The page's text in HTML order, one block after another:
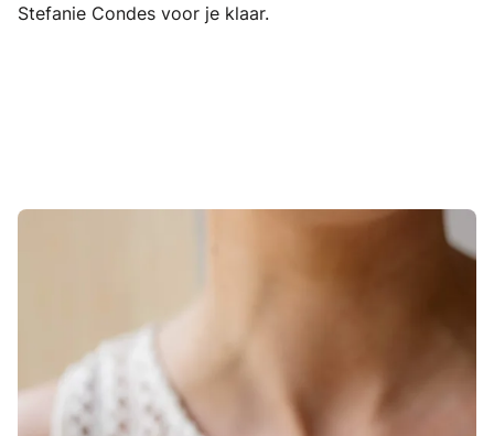
Stefanie Condes voor je klaar.